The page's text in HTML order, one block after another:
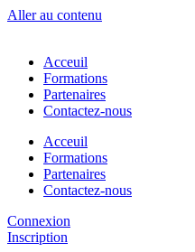
Aller au contenu
Acceuil
Formations
Partenaires
Contactez-nous
Acceuil
Formations
Partenaires
Contactez-nous
Connexion
Inscription